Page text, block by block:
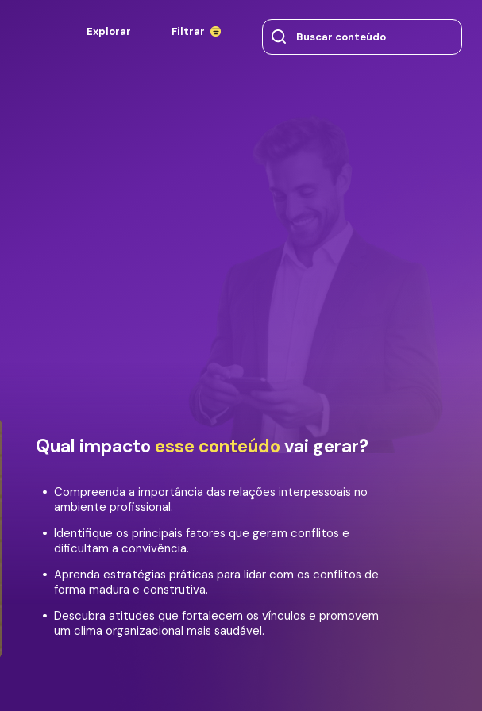
Explorar Filtrar
Qual impacto esse conteúdo vai gerar?
Compreenda a importância das relações interpessoais no
ambiente profissional.
Identifique os principais fatores que geram conflitos e
dificultam a convivência.
Aprenda estratégias práticas para lidar com os conflitos de
forma madura e construtiva.
Descubra atitudes que fortalecem os vínculos e promovem
um clima organizacional mais saudável.